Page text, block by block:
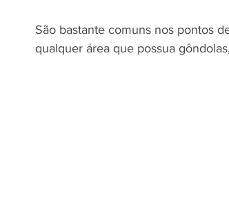
São bastante comuns nos pontos
qualquer área que possua